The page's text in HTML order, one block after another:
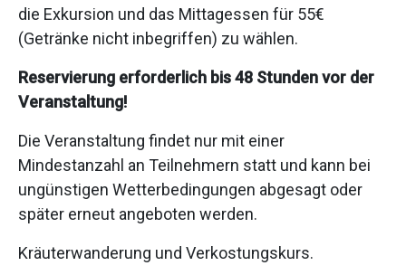
die Exkursion und das Mittagessen für 55€
(Getränke nicht inbegriffen) zu wählen.
Reservierung erforderlich bis 48 Stunden vor der
Veranstaltung!
Die Veranstaltung findet nur mit einer
Mindestanzahl an Teilnehmern statt und kann bei
ungünstigen Wetterbedingungen abgesagt oder
später erneut angeboten werden.
Kräuterwanderung und Verkostungskurs.